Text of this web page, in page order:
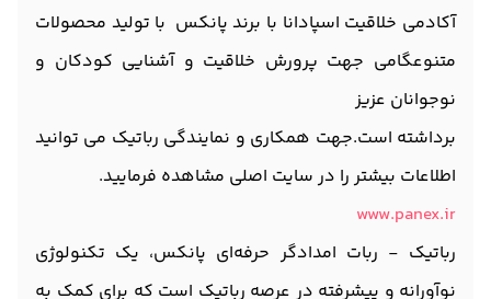
آکادمی خلاقیت اسپادانا با برند پانکس با تولید محصولات
متنوعگامی جهت پرورش خلاقیت و آشنایی کودکان و
نوجوانان عزیز
برداشته است.جهت همکاری و نمایندگی رباتیک می توانید
اطلاعات بیشتر را در سایت اصلی مشاهده فرمایید.
www.panex.ir
رباتیک - ربات امدادگر حرفه‌ای پانکس، یک تکنولوژی
نوآورانه و پیشرفته در عرصه رباتیک است که برای کمک به